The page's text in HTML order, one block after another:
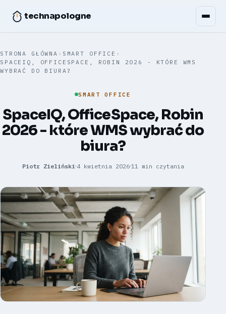
technapologne
STRONA GŁÓWNA › SMART OFFICE ›
SPACEIQ, OFFICESPACE, ROBIN 2026 - KTÓRE WMS
WYBRAĆ DO BIURA?
SMART OFFICE
SpaceIQ, OfficeSpace, Robin
2026 - które WMS wybrać do
biura?
Piotr Zieliński 4 kwietnia 2026 11 min czytania